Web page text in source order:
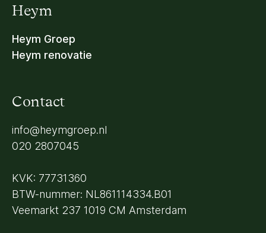
Heym
Heym Groep
Heym renovatie
Contact
info@heymgroep.nl
020 2807045
KVK: 77731360
BTW-nummer: NL861114334.B01
Veemarkt 237 1019 CM Amsterdam